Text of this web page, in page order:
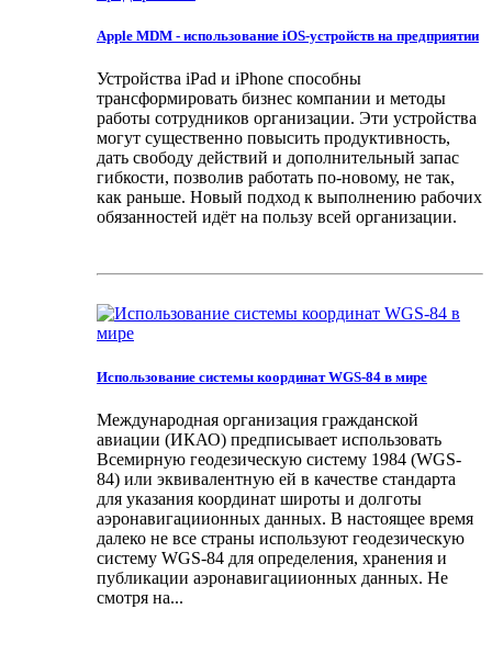
Apple MDM - использование iOS-устройств на предприятии
Устройства iPad и iPhone способны
трансформировать бизнес компании и методы
работы сотрудников организации. Эти устройства
могут существенно повысить продуктивность,
дать свободу действий и дополнительный запас
гибкости, позволив работать по-новому, не так,
как раньше. Новый подход к выполнению рабочих
обязанностей идёт на пользу всей организации.
Использование системы координат WGS-84 в мире
Международная организация гражданской
авиации (ИКАО) предписывает использовать
Всемирную геодезическую систему 1984 (WGS-
84) или эквивалентную ей в качестве стандарта
для указания координат широты и долготы
аэронавигациионных данных. В настоящее время
далеко не все страны используют геодезическую
систему WGS-84 для определения, хранения и
публикации аэронавигациионных данных. Не
смотря на...